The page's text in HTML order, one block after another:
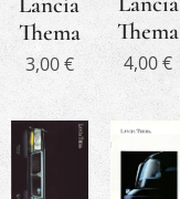
Thema
3,00€
Thema
4,00€